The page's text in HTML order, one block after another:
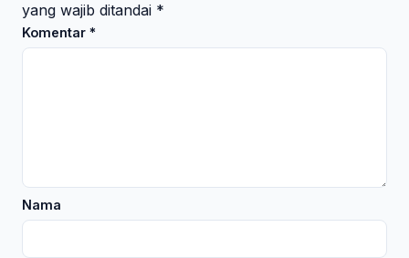
yang wajib ditandai *
Komentar *
Nama